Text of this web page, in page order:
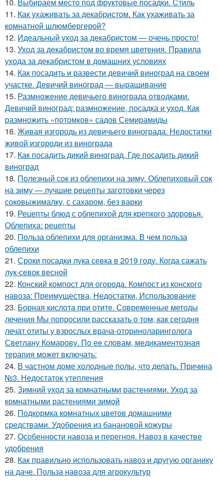
11. Как ухаживать за декабристом. Как ухаживать за
комнатной шлюмбергерой?
12. Идеальный уход за декабристом — очень просто!
13. Уход за декабристом во время цветения. Правила
ухода за декабристом в домашних условиях
14. Как посадить и развести девичий виноград на своем
участке. Девичий виноград — выращивание
15. Размножение девичьего винограда отводками.
Девичий виноград: размножение, посадка и уход. Как
размножить «потомков» садов Семирамиды
16. Живая изгородь из девичьего винограда. Недостатки
живой изгороди из винограда
17. Как посадить дикий виноград. Где посадить дикий
виноград
18. Полезный сок из облепихи на зиму. Облепиховый сок
на зиму — лучшие рецепты заготовки через
соковыжималку, с сахаром, без варки
19. Рецепты блюд с облепихой для крепкого здоровья.
Облепиха: рецепты
20. Польза облепихи для организма. В чем польза
облепихи
21. Сроки посадки лука севка в 2019 году. Когда сажать
лук-севок весной
22. Конский компост для огорода. Компост из конского
навоза: Преимущества, Недостатки, Использование
23. Борная кислота при отите. Современные методы
лечения Мы попросили рассказать о том, как сегодня
лечат отиты у взрослых врача-оториноларинголога
Светлану Комарову. По ее словам, медикаментозная
терапия может включать:
24. В частном доме холодные полы, что делать. Причина
№3. Недостаток утепления
25. Зимний уход за комнатными растениями. Уход за
комнатными растениями зимой
26. Подкормка комнатных цветов домашними
средствами. Удобрения из банановой кожуры
27. Особенности навоза и перегноя. Навоз в качестве
удобрения
28. Как правильно использовать навоз и другую органику
на даче. Польза навоза для агрокультур